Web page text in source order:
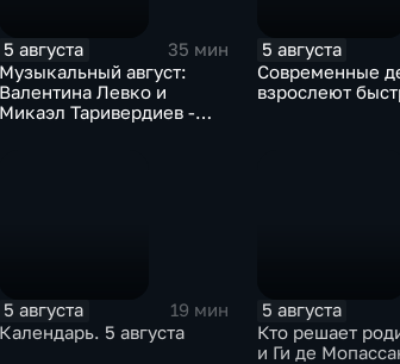
5 августа
35 мин
Музыкальный август:
Валентина Левко и
Микаэл Таривердиев -
5 августа
Современные
взрослеют
5 августа
19 мин
Календарь. 5 августа
5 августа
Кто решает
и Ги де